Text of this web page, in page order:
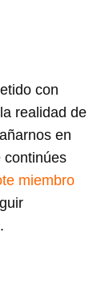
has de
con
realidad de
en
continúes
miembro